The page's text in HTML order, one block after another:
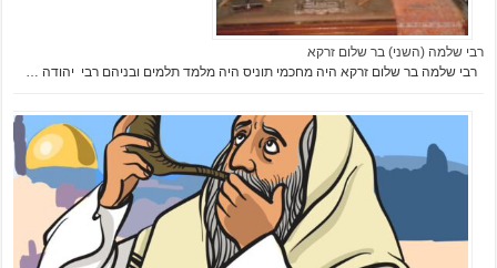
רבי שלמה (השני) בר שלום זרקא
רבי שלמה בר שלום זרקא היה מחכמי תוניס היה מלמד תלמים ובניהם רבי יהודה …